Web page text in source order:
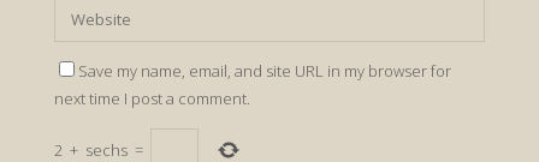
Save my name, email, and site URL in my browser for
next time I post a comment.
2 + sechs =